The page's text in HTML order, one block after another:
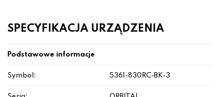
SPECYFIKACJA URZĄDZENIA
Podstawowe informacje
Symbol: 5361-830RC-BK-3